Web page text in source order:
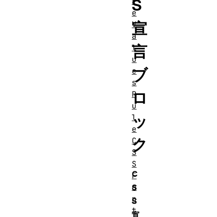
S
宣
言
ブ
ロ
ッ
ク
C
S
S
宣
e
V
a
l
u
e
s
R
u
l
e
C
S
S
F
o
n
t